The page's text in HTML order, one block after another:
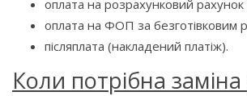
оплата на розрахунковий
оплата на ФОП за безготівковим
післяплата (накладений платіж).
Коли потрібна